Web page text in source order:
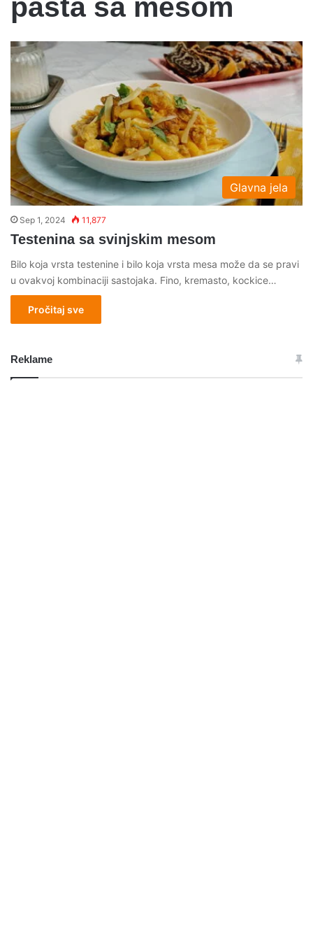
pasta sa mesom
Glavna jela
Sep 1, 2024 11,877
Testenina sa svinjskim mesom
Bilo koja vrsta testenine i bilo koja vrsta mesa može da se pravi
u ovakvoj kombinaciji sastojaka. Fino, kremasto, kockice…
Pročitaj sve
Reklame